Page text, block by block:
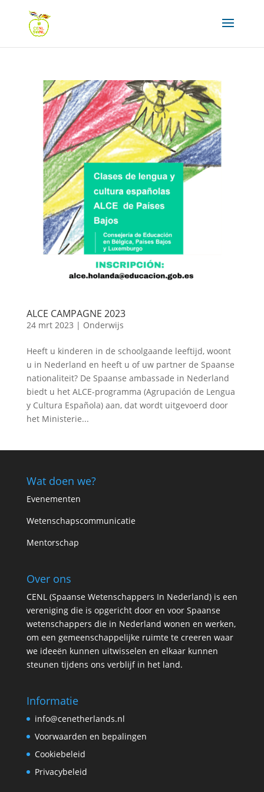
ALCE CAMPAGNE 2023
24 mrt 2023 | Onderwijs
Heeft u kinderen in de schoolgaande leeftijd, woont
u in Nederland en heeft u of uw partner de Spaanse
nationaliteit? De Spaanse ambassade in Nederland
biedt u het ALCE-programma (Agrupación de Lengua
y Cultura Española) aan, dat wordt uitgevoerd door
het Ministerie...
Wat doen we?
Evenementen
Wetenschapscommunicatie
Mentorschap
Over ons
CENL (Spaanse Wetenschappers In Nederland) is een
vereniging die is opgericht door en voor Spaanse
wetenschappers die in Nederland wonen en werken,
om een gemeenschappelijke ruimte te creeren waar
we ideeën kunnen uitwisselen en elkaar kunnen
steunen tijdens ons verblijf in het land.
Informatie
info@cenetherlands.nl
Voorwaarden en bepalingen
Cookiebeleid
Privacybeleid